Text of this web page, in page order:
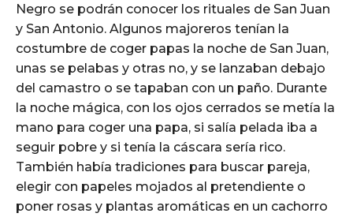
Negro se podrán conocer los rituales de San Juan
y San Antonio. Algunos majoreros tenían la
costumbre de coger papas la noche de San Juan,
unas se pelabas y otras no, y se lanzaban debajo
del camastro o se tapaban con un paño. Durante
la noche mágica, con los ojos cerrados se metía la
mano para coger una papa, si salía pelada iba a
seguir pobre y si tenía la cáscara sería rico.
También había tradiciones para buscar pareja,
elegir con papeles mojados al pretendiente o
poner rosas y plantas aromáticas en un cachorro